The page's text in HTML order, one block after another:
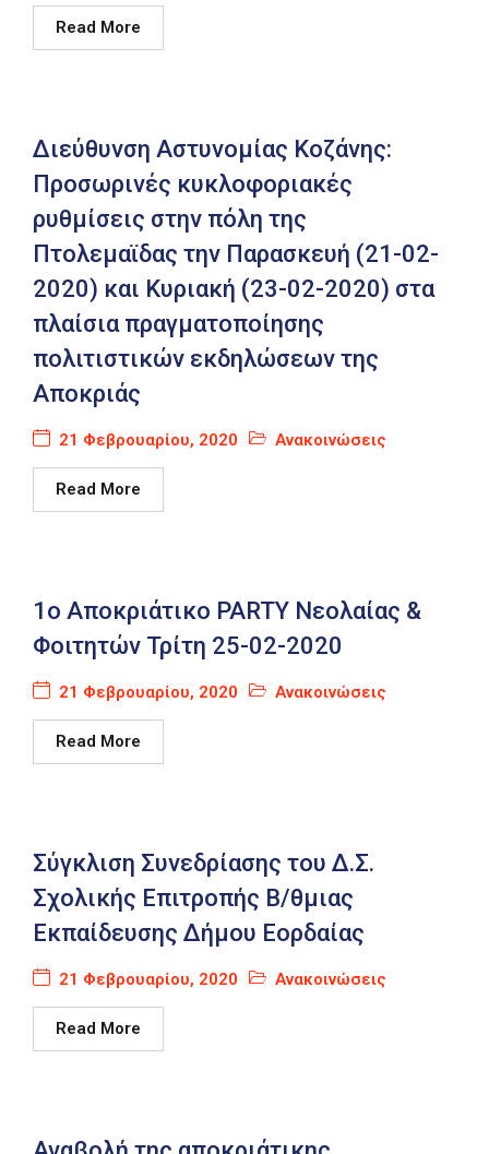
Read More
Διεύθυνση Αστυνομίας Κοζάνης:
Προσωρινές κυκλοφοριακές
ρυθμίσεις στην πόλη της
Πτολεμαϊδας την Παρασκευή (21-02-
2020) και Κυριακή (23-02-2020) στα
πλαίσια πραγματοποίησης
πολιτιστικών εκδηλώσεων της
Αποκριάς
21 Φεβρουαρίου, 2020 Ανακοινώσεις
Read More
1ο Αποκριάτικο PARTY Νεολαίας &
Φοιτητών Τρίτη 25-02-2020
21 Φεβρουαρίου, 2020 Ανακοινώσεις
Read More
Σύγκλιση Συνεδρίασης του Δ.Σ.
Σχολικής Επιτροπής Β/θμιας
Εκπαίδευσης Δήμου Εορδαίας
21 Φεβρουαρίου, 2020 Ανακοινώσεις
Read More